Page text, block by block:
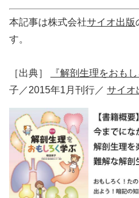
本記事は株式会社サイオ出版
す。
［出典］ 『解剖生理をおも
子／2015年1月刊行／ サイオ